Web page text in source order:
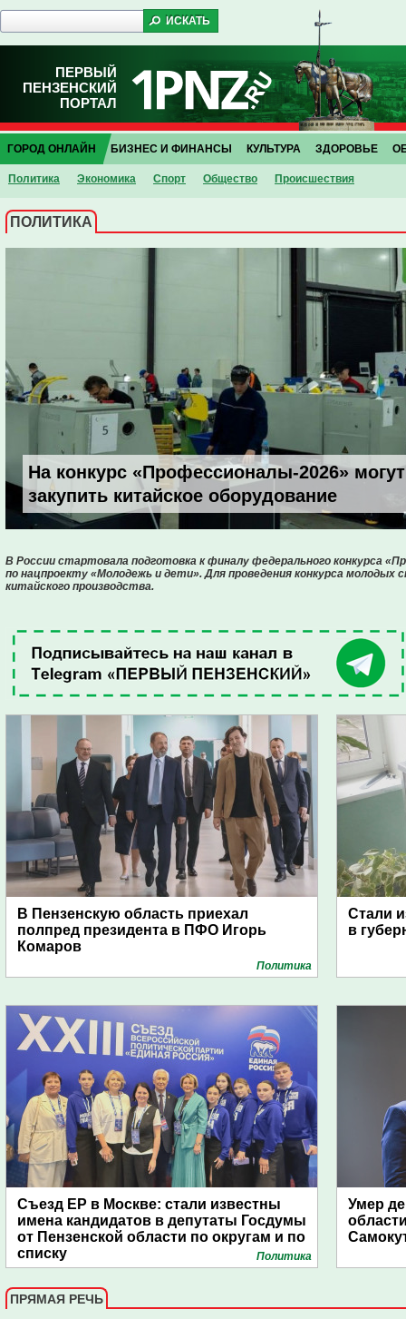
ПЕРВЫЙ
ПЕНЗЕНСКИЙ
ПОРТАЛ
ГОРОД ОНЛАЙН
Политика Экономика Спорт Общество Проиcшествия
БИЗНЕС И ФИНАНСЫ КУЛЬТУРА ЗДОРОВЬЕ
ПОЛИТИКА
На конкурс «Профессионалы-2026» могут
закупить китайское оборудование
В России стартовала подготовка к финалу федерального конкурса
по нацпроекту «Молодежь и дети». Для проведения конкурса молодых
китайского производства.
В Пензенскую область приехал
полпред президента в ПФО Игорь
Комаров
Политика
Стали
в
Съезд ЕР в Москве: стали известны
имена кандидатов в депутаты Госдумы
от Пензенской области по округам и по
списку
Политика
Умер
ПРЯМАЯ РЕЧЬ